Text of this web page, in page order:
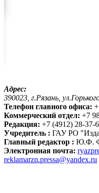
Адрес:
390023, г.Рязань,
Телефон главного офиса:
Коммерческий отдел: +7
Редакция: +7 (4912) 28-37-
Учредитель : ГАУ РО
Главный редактор : Ю.Ф.
Электронная почта:
reklamarzn.pressa@yandex.ru